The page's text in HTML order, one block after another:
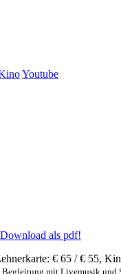
Youtube
als pdf!
€ 65 / € 55,
mit Livemusik und